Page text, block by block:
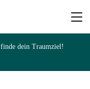
finde dein Traumziel!